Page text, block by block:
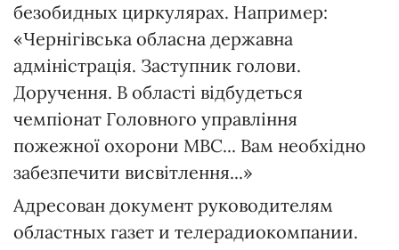
безобидных циркулярах. Например:
«Чернігівська обласна державна
адміністрація. Заступник голови.
Доручення. В області відбудеться
чемпіонат Головного управління
пожежної охорони МВС... Вам необхідно
забезпечити висвітлення...»
Адресован документ руководителям
областных газет и телерадиокомпании.